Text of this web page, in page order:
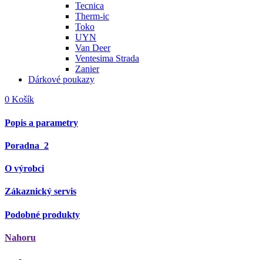
Tecnica
Therm-ic
Toko
UYN
Van Deer
Ventesima Strada
Zanier
Dárkové poukazy
0 Košík
Popis a parametry
Poradna 2
O výrobci
Zákaznický servis
Podobné produkty
Nahoru